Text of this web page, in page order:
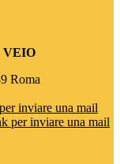
VEIO
Roma
inviare una mail
per inviare una mail